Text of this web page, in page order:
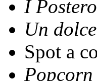
I
Un
Spot a
Popcorn